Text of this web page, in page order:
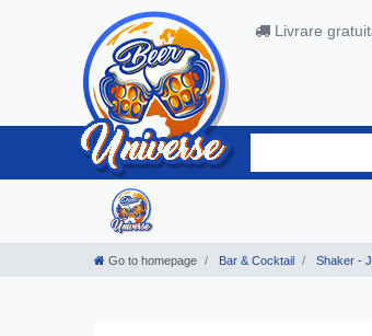
Livrare
Go to homepage Bar & Cocktail Shaker -